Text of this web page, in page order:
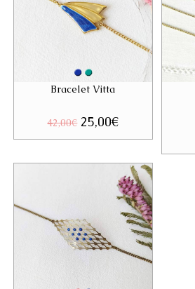
Bracelet Vitta
42,00€ Le
prix
initial
25,00€Le
actuel